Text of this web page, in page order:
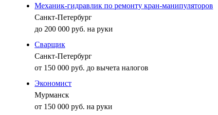
Механик-гидравлик по ремонту кран-манипуляторов
Санкт-Петербург
до 200 000 руб. на руки
Сварщик
Санкт-Петербург
от 150 000 руб. до вычета налогов
Экономист
Мурманск
от 150 000 руб. на руки